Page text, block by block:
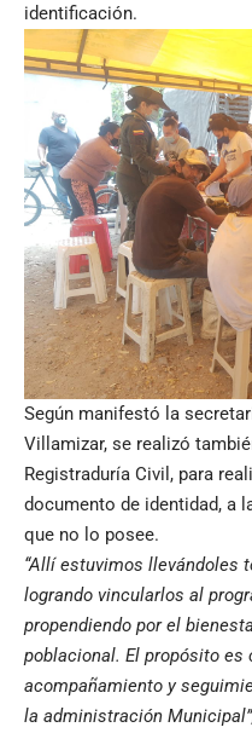
identificación.
Según manifestó la
Villamizar, se realizó
Registraduría Civil, para
documento de identidad, a
que no lo posee.
“Allí estuvimos llevándoles
logrando vincularlos al
propendiendo por el
poblacional. El propósito es
acompañamiento y
la administración